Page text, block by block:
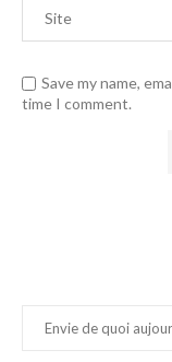
Save my name,
time I comment.